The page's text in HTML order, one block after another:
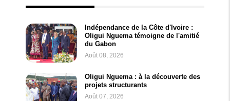
Indépendance de la Côte d'Ivoire :
Oligui Nguema témoigne de l'amitié
du Gabon
Août 08, 2026
Oligui Nguema : à la découverte des
projets structurants
Août 07, 2026